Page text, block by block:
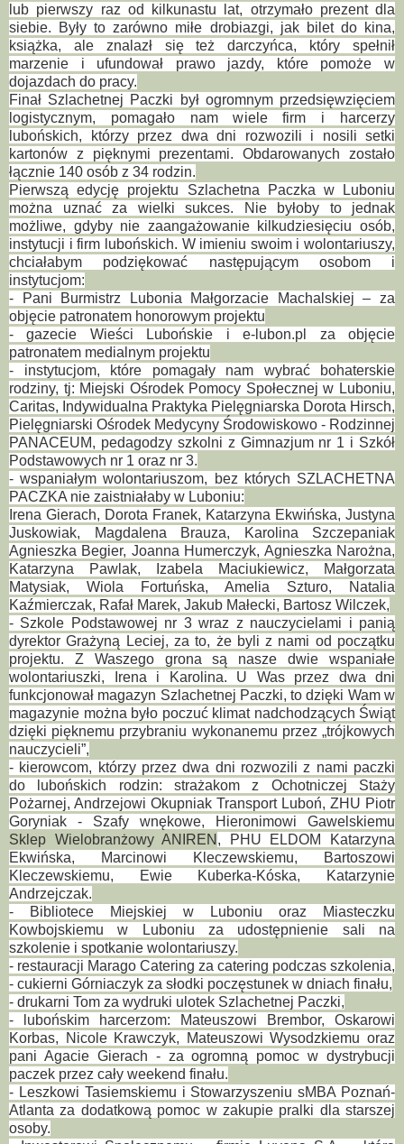
lub pierwszy raz od kilkunastu lat, otrzymało prezent dla
siebie. Były to zarówno miłe drobiazgi, jak bilet do kina,
książka, ale znalazł się też darczyńca, który spełnił
marzenie i ufundował prawo jazdy, które pomoże w
dojazdach do pracy.
Finał Szlachetnej Paczki był ogromnym przedsięwzięciem
logistycznym, pomagało nam wiele firm i harcerzy
lubońskich, którzy przez dwa dni rozwozili i nosili setki
kartonów z pięknymi prezentami. Obdarowanych zostało
łącznie 140 osób z 34 rodzin.
Pierwszą edycję projektu Szlachetna Paczka w Luboniu
można uznać za wielki sukces. Nie byłoby to jednak
możliwe, gdyby nie zaangażowanie kilkudziesięciu osób,
instytucji i firm lubońskich. W imieniu swoim i wolontariuszy,
chciałabym podziękować następującym osobom i
instytucjom:
- Pani Burmistrz Lubonia Małgorzacie Machalskiej – za
objęcie patronatem honorowym projektu
- gazecie Wieści Lubońskie i e-lubon.pl za objęcie
patronatem medialnym projektu
- instytucjom, które pomagały nam wybrać bohaterskie
rodziny, tj: Miejski Ośrodek Pomocy Społecznej w Luboniu,
Caritas, Indywidualna Praktyka Pielęgniarska Dorota Hirsch,
Pielęgniarski Ośrodek Medycyny Środowiskowo - Rodzinnej
PANACEUM, pedagodzy szkolni z Gimnazjum nr 1 i Szkół
Podstawowych nr 1 oraz nr 3.
- wspaniałym wolontariuszom, bez których SZLACHETNA
PACZKA nie zaistniałaby w Luboniu:
Irena Gierach, Dorota Franek, Katarzyna Ekwińska, Justyna
Juskowiak, Magdalena Brauza, Karolina Szczepaniak
Agnieszka Begier, Joanna Humerczyk, Agnieszka Narożna,
Katarzyna Pawlak, Izabela Maciukiewicz, Małgorzata
Matysiak, Wiola Fortuńska, Amelia Szturo, Natalia
Kaźmierczak, Rafał Marek, Jakub Małecki, Bartosz Wilczek,
- Szkole Podstawowej nr 3 wraz z nauczycielami i panią
dyrektor Grażyną Leciej, za to, że byli z nami od początku
projektu. Z Waszego grona są nasze dwie wspaniałe
wolontariuszki, Irena i Karolina. U Was przez dwa dni
funkcjonował magazyn Szlachetnej Paczki, to dzięki Wam w
magazynie można było poczuć klimat nadchodzących Świąt
dzięki pięknemu przybraniu wykonanemu przez „trójkowych
nauczycieli”,
- kierowcom, którzy przez dwa dni rozwozili z nami paczki
do lubońskich rodzin: strażakom z Ochotniczej Staży
Pożarnej, Andrzejowi Okupniak Transport Luboń, ZHU Piotr
Goryniak - Szafy wnękowe, Hieronimowi Gawelskiemu
Sklep Wielobranżowy ANIREN , PHU ELDOM Katarzyna
Ekwińska, Marcinowi Kleczewskiemu, Bartoszowi
Kleczewskiemu, Ewie Kuberka-Kóska, Katarzynie
Andrzejczak.
- Bibliotece Miejskiej w Luboniu oraz Miasteczku
Kowbojskiemu w Luboniu za udostępnienie sali na
szkolenie i spotkanie wolontariuszy.
- restauracji Marago Catering za catering podczas szkolenia,
- cukierni Górniaczyk za słodki poczęstunek w dniach finału,
- drukarni Tom za wydruki ulotek Szlachetnej Paczki,
- lubońskim harcerzom: Mateuszowi Brembor, Oskarowi
Korbas, Nicole Krawczyk, Mateuszowi Wysodzkiemu oraz
pani Agacie Gierach - za ogromną pomoc w dystrybucji
paczek przez cały weekend finału.
- Leszkowi Tasiemskiemu i Stowarzyszeniu sMBA Poznań-
Atlanta za dodatkową pomoc w zakupie pralki dla starszej
osoby.